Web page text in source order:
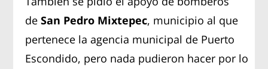
de San Pedro Mixtepec, municipio al que
pertenece la agencia municipal de Puerto
Escondido, pero nada pudieron hacer por lo